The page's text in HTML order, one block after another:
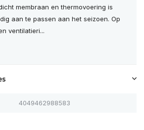
membraan en thermovoering is
aan te passen aan het seizoen. Op
ventilatieri...
4049462988583